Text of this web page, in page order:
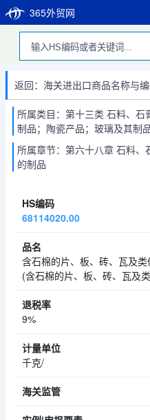
365外贸网
返回：海关进出口商品名称与
所属类目：第十三类 石料、
制品；陶瓷产品；玻璃及其制
所属章节：第六十八章 石料
的制品
68114020.00
含石棉的片、板、砖、瓦及类
(含石棉的片、板、砖、瓦及
9%
千克/